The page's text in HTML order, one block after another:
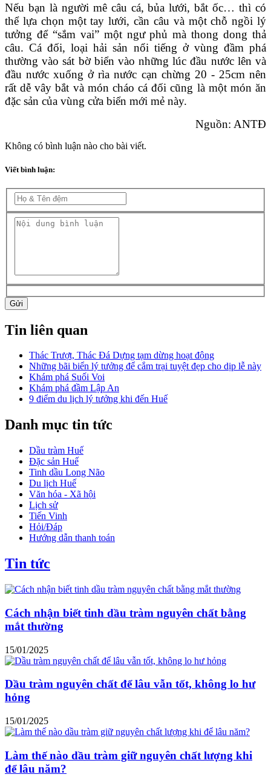
Nếu bạn là người mê câu cá, bủa lưới, bắt ốc… thì có
thể lựa chọn một tay lưới, cần câu và một chỗ ngồi lý
tưởng để “sắm vai” một ngư phủ mà thong dong thả
câu. Cá đối, loại hải sản nổi tiếng ở vùng đầm phá
thường vào sát bờ biển vào những lúc đầu nước lên và
đầu nước xuống ở rìa nước cạn chừng 20 - 25cm nên
rất dễ vây bắt và món cháo cá đối cũng là một món ăn
đặc sản của vùng cửa biển mới mẻ này.
Nguồn: ANTĐ
Không có bình luận nào cho bài viết.
Viết bình luận:
Gửi
Tin liên quan
Thác Trượt, Thác Đá Dựng tạm dừng hoạt động
Những bãi biển lý tưởng để cắm trại tuyệt đẹp cho dịp lễ này
Khám phá Suối Voi
Khám phá đầm Lập An
9 điểm du lịch lý tưởng khi đến Huế
Danh mục tin tức
Dầu tràm Huế
Đặc sản Huế
Tinh dầu Long Não
Du lịch Huế
Văn hóa - Xã hội
Lịch sử
Tiến Vinh
Hỏi/Đáp
Hướng dẫn thanh toán
Tin tức
Cách nhận biết tinh dầu tràm nguyên chất bằng
mắt thường
15/01/2025
Dầu tràm nguyên chất để lâu vẫn tốt, không lo hư
hỏng
15/01/2025
Làm thế nào dầu tràm giữ nguyên chất lượng khi
để lâu năm?